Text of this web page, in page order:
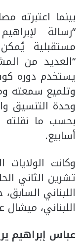
بينما اعتبرته
“رسالة
مستقبلية
“العديد من
يستخدم دوره
وتلميع سمعته
وحدة التنسيق
بحسب ما
أسابيع.
وكانت
تشرين الثاني
اللبناني
اللبناني، ميشال
عباس إبراهيم